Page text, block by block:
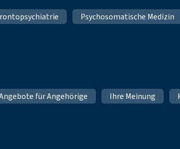
Psychosomatische Medizin
für Angehörige Ihre Meinung